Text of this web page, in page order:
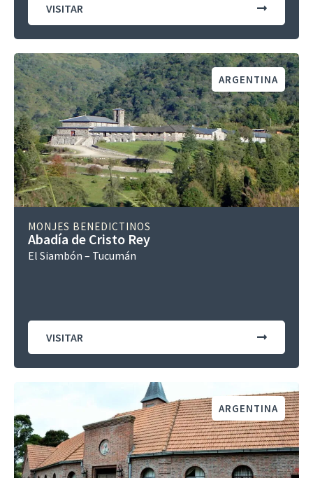
VISITAR
ARGENTINA
MONJES BENEDICTINOS
Abadía de Cristo Rey
El Siambón – Tucumán
VISITAR
ARGENTINA